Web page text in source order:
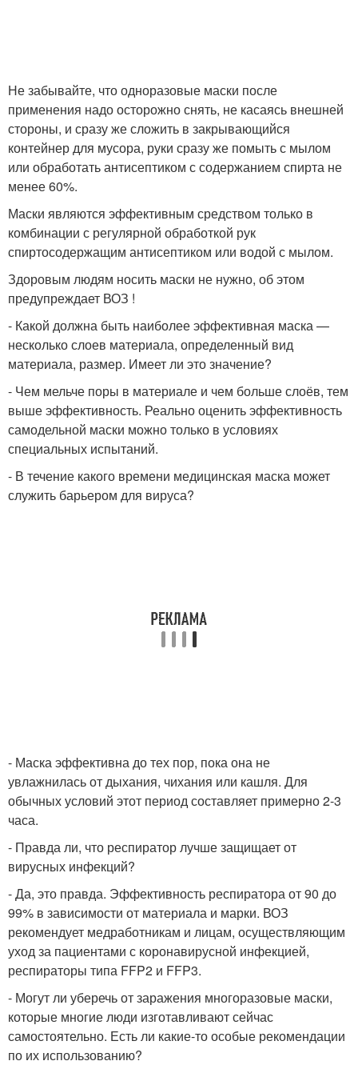
Не забывайте, что одноразовые маски после
применения надо осторожно снять, не касаясь внешней
стороны, и сразу же сложить в закрывающийся
контейнер для мусора, руки сразу же помыть с мылом
или обработать антисептиком с содержанием спирта не
менее 60%.
Маски являются эффективным средством только в
комбинации с регулярной обработкой рук
спиртосодержащим антисептиком или водой с мылом.
Здоровым людям носить маски не нужно, об этом
предупреждает ВОЗ !
- Какой должна быть наиболее эффективная маска —
несколько слоев материала, определенный вид
материала, размер. Имеет ли это значение?
- Чем мельче поры в материале и чем больше слоёв, тем
выше эффективность. Реально оценить эффективность
самодельной маски можно только в условиях
специальных испытаний.
- В течение какого времени медицинская маска может
служить барьером для вируса?
- Маска эффективна до тех пор, пока она не
увлажнилась от дыхания, чихания или кашля. Для
обычных условий этот период составляет примерно 2-3
часа.
- Правда ли, что респиратор лучше защищает от
вирусных инфекций?
- Да, это правда. Эффективность респиратора от 90 до
99% в зависимости от материала и марки. ВОЗ
рекомендует медработникам и лицам, осуществляющим
уход за пациентами с коронавирусной инфекцией,
респираторы типа FFP2 и FFP3.
- Могут ли уберечь от заражения многоразовые маски,
которые многие люди изготавливают сейчас
самостоятельно. Есть ли какие-то особые рекомендации
по их использованию?